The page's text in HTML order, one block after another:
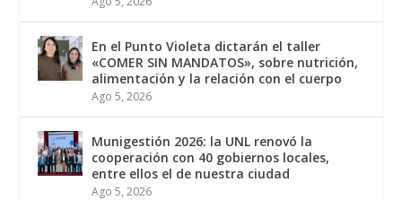
En el Punto Violeta dictarán el taller
«COMER SIN MANDATOS», sobre nutrición,
alimentación y la relación con el cuerpo
Ago 5, 2026
Munigestión 2026: la UNL renovó la
cooperación con 40 gobiernos locales,
entre ellos el de nuestra ciudad
Ago 5, 2026